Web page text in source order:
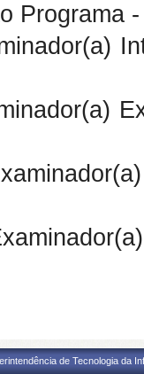
Programa
de Tecnologia da